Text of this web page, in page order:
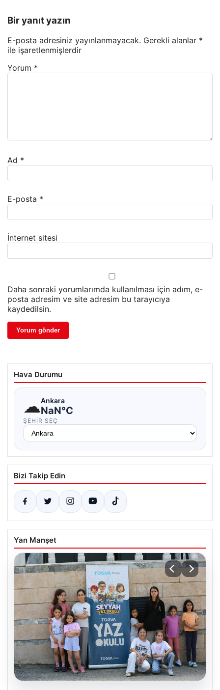
Bir yanıt yazın
E-posta adresiniz yayınlanmayacak. Gerekli alanlar *
ile işaretlenmişlerdir
Yorum *
Ad *
E-posta *
İnternet sitesi
Daha sonraki yorumlarımda kullanılması için adım, e-
posta adresim ve site adresim bu tarayıcıya
kaydedilsin.
Hava Durumu
☁Ankara
NaN°C
ŞEHIR SEÇ
Bizi Takip Edin
Yan Manşet